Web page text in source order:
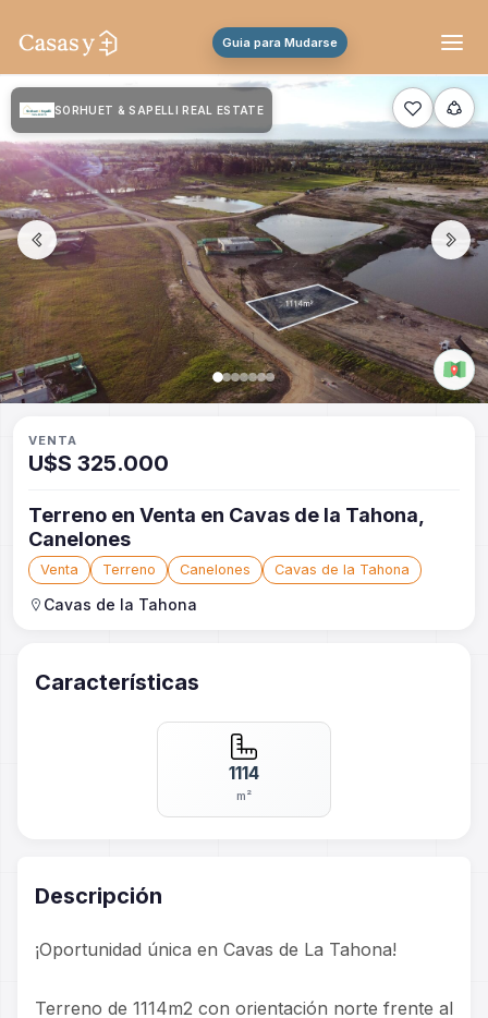
Guia para Mudarse
SORHUET & SAPELLI REAL ESTATE
VENTA
U$S 325.000
Terreno en Venta en Cavas de la Tahona,
Canelones
Venta Terreno Canelones Cavas de la Tahona
Cavas de la Tahona
Características
1114
m²
Descripción
¡Oportunidad única en Cavas de La Tahona!
Terreno de 1114m2 con orientación norte frente al